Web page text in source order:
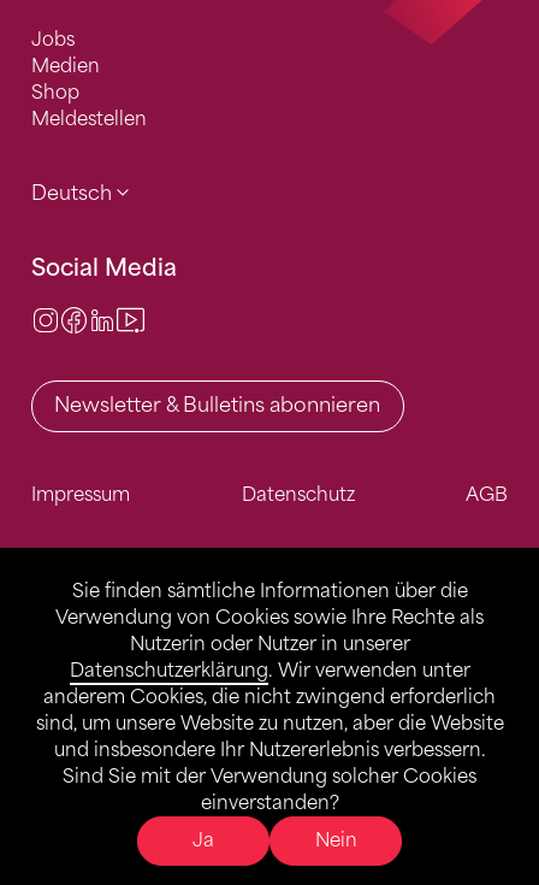
Sie finden sämtliche Informationen über die
Verwendung von Cookies sowie Ihre Rechte als
Nutzerin oder Nutzer in unserer
Datenschutzerklärung. Wir verwenden unter
anderem Cookies, die nicht zwingend erforderlich
sind, um unsere Website zu nutzen, aber die Website
und insbesondere Ihr Nutzererlebnis verbessern.
Sind Sie mit der Verwendung solcher Cookies
einverstanden?
Ja
Nein
Jobs
Medien
Shop
Meldestellen
Deutsch
Social Media
Instagram
Facebook
LinkedIn
Newsletter & Bulletins abonnieren
Impressum Datenschutz AGB